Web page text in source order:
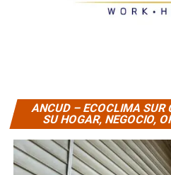
ANCUD – ECOCLIMA
SU HOGAR, NEGOCIO,